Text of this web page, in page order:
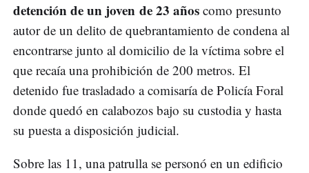
detención de un joven de 23 años como presunto
autor de un delito de quebrantamiento de condena al
encontrarse junto al domicilio de la víctima sobre el
que recaía una prohibición de 200 metros. El
detenido fue trasladado a comisaría de Policía Foral
donde quedó en calabozos bajo su custodia y hasta
su puesta a disposición judicial.
Sobre las 11, una patrulla se personó en un edificio